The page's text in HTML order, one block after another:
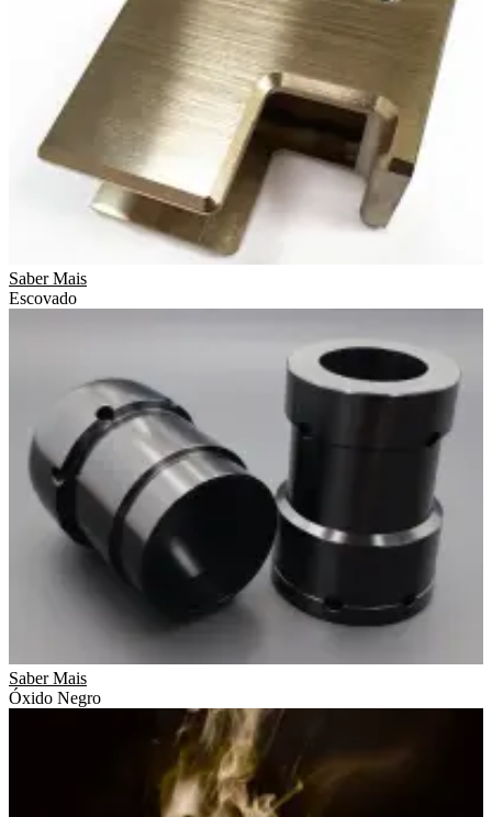
Saber Mais
Escovado
Saber Mais
Óxido Negro